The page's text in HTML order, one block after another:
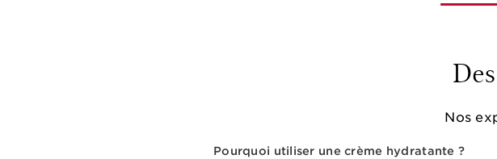
Nos
Pourquoi utiliser une crème hydratante ?